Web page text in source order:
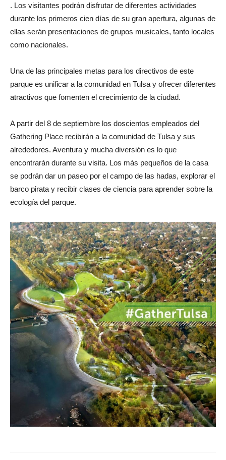
. Los visitantes podrán disfrutar de diferentes actividades
durante los primeros cien días de su gran apertura, algunas de
ellas serán presentaciones de grupos musicales, tanto locales
como nacionales.
Una de las principales metas para los directivos de este
parque es unificar a la comunidad en Tulsa y ofrecer diferentes
atractivos que fomenten el crecimiento de la ciudad.
A partir del 8 de septiembre los doscientos empleados del
Gathering Place recibirán a la comunidad de Tulsa y sus
alrededores. Aventura y mucha diversión es lo que
encontrarán durante su visita. Los más pequeños de la casa
se podrán dar un paseo por el campo de las hadas, explorar el
barco pirata y recibir clases de ciencia para aprender sobre la
ecología del parque.